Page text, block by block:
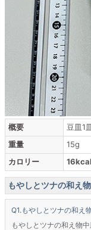
概要
豆皿1
重量
15g
カロリー
16kcal
もやしとツナの和え
もやしとツナの和え
もやしとツナの和え物